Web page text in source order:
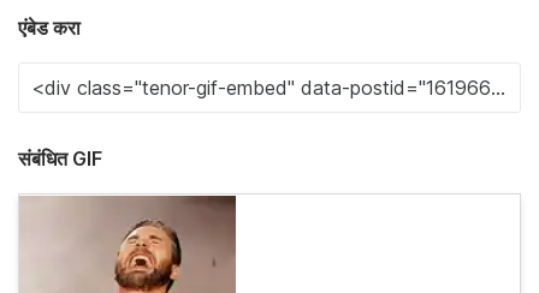
एंबेड करा
संबंधित GIF